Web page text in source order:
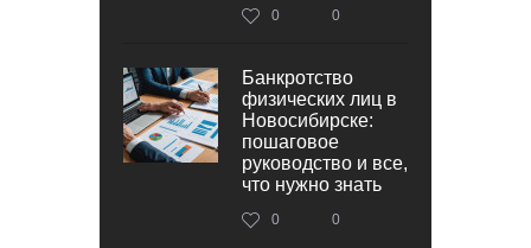
0 0
Банкротство
физических лиц в
Новосибирске:
пошаговое
руководство и все,
что нужно знать
0 0